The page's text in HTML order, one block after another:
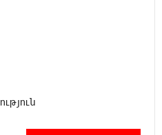
солнечная
навыки на «Давидбекских